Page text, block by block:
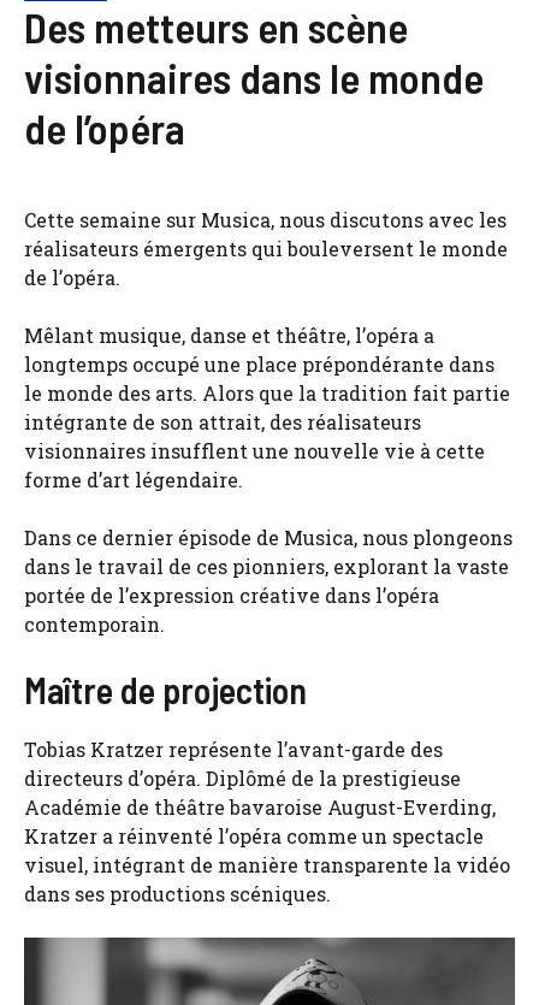
Des metteurs en scène
visionnaires dans le monde
de l’opéra
Cette semaine sur Musica, nous discutons avec les
réalisateurs émergents qui bouleversent le monde
de l’opéra.
Mêlant musique, danse et théâtre, l’opéra a
longtemps occupé une place prépondérante dans
le monde des arts. Alors que la tradition fait partie
intégrante de son attrait, des réalisateurs
visionnaires insufflent une nouvelle vie à cette
forme d’art légendaire.
Dans ce dernier épisode de Musica, nous plongeons
dans le travail de ces pionniers, explorant la vaste
portée de l’expression créative dans l’opéra
contemporain.
Maître de projection
Tobias Kratzer représente l’avant-garde des
directeurs d’opéra. Diplômé de la prestigieuse
Académie de théâtre bavaroise August-Everding,
Kratzer a réinventé l’opéra comme un spectacle
visuel, intégrant de manière transparente la vidéo
dans ses productions scéniques.